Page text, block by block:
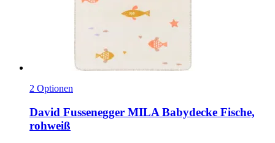
2 Optionen
David Fussenegger MILA Babydecke Fische,
rohweiß